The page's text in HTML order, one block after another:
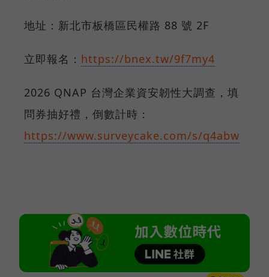
地址：新北市板橋區民權路 88 號 2F
立即報名： https://bnex.tw/9f7my4
2026 QNAP 台灣企業資安韌性大調查，填
問券抽好禮，倒數計時：
https://www.surveycake.com/s/q4abw